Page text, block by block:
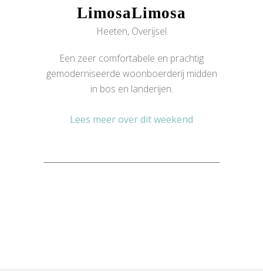
LimosaLimosa
Heeten, Overijsel
Een zeer comfortabele en prachtig
gemoderniseerde woonboerderij midden
in bos en landerijen.
Lees meer over dit weekend